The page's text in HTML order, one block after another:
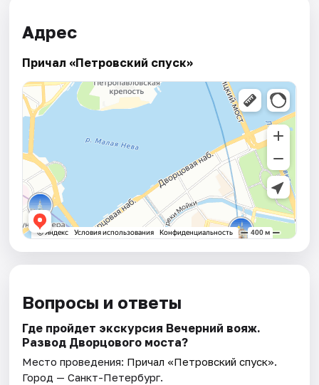
Адрес
Причал «Петровский спуск»
Вопросы и ответы
Где пройдет экскурсия Вечерний вояж.
Развод Дворцового моста?
Место проведения: Причал «Петровский спуск».
Город — Санкт-Петербург.